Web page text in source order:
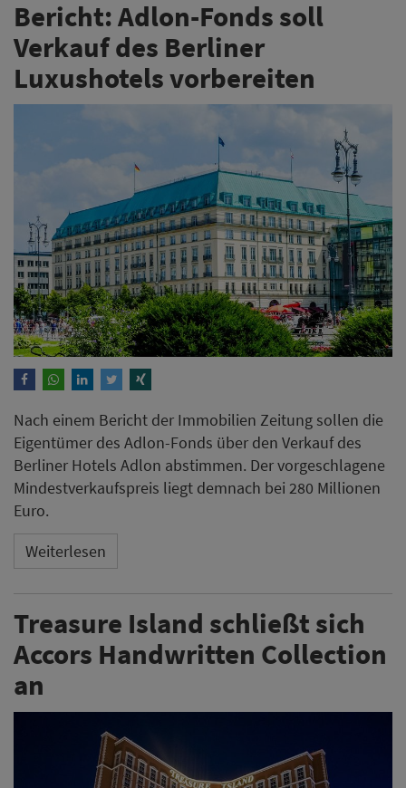
Bericht: Adlon-Fonds soll
Verkauf des Berliner
Luxushotels vorbereiten
Nach einem Bericht der Immobilien Zeitung sollen die
Eigentümer des Adlon-Fonds über den Verkauf des
Berliner Hotels Adlon abstimmen. Der vorgeschlagene
Mindestverkaufspreis liegt demnach bei 280 Millionen
Euro.
Weiterlesen
Treasure Island schließt sich
Accors Handwritten Collection
an